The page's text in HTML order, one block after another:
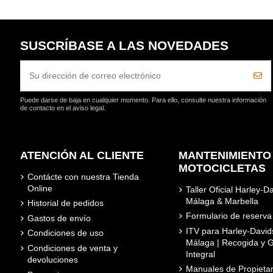
SUSCRÍBASE A LAS NOVEDADES
Puede darse de baja en cualquier momento. Para ello, consulte nuestra información
de contacto en el aviso legal.
ATENCIÓN AL CLIENTE
Contácte con nuestra Tienda
Online
Historial de pedidos
Gastos de envío
Condiciones de uso
Condiciones de venta y
devoluciones
MOTOCICLETAS
Taller Oficial Harley-
Málaga & Marbella
Formulario de reserva
ITV para Harley-
Málaga | Recogida y
Integral
Manuales de